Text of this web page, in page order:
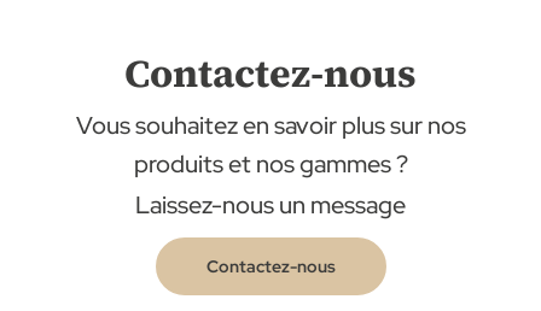
Contactez-nous
Vous souhaitez en savoir plus sur nos
produits et nos gammes ?
Laissez-nous un message
Contactez-nous